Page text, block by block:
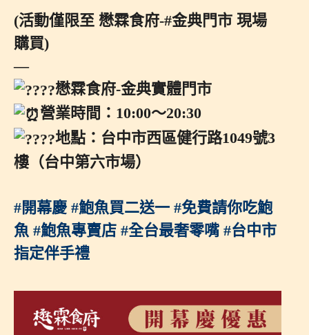
(活動僅限至 懋霖食府-#金典門市 現場
購買)
—
懋霖食府-金典實體門市
營業時間：10:00～20:30
地點：台中市西區健行路1049號3
樓（台中第六市場）
#開幕慶 #鮑魚買二送一 #免費請你吃鮑
魚 #鮑魚專賣店 #全台最奢零嘴 #台中市
指定伴手禮